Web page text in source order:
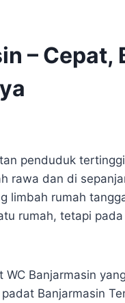
– Cepat,
penduduk
rawa dan di
limbah rumah
rumah, tetapi
Banjarmasin
Banjarmasin